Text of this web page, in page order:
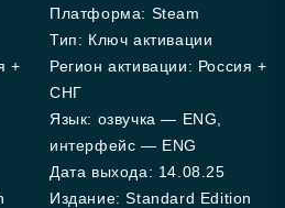
+
Платформа: Steam
Тип: Ключ активации
Регион активации: Россия +
СНГ
Язык: озвучка — ENG,
интерфейс — ENG
Дата выхода: 14.08.25
Издание: Standard Edition